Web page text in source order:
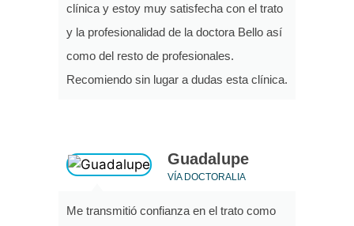
clínica y estoy muy satisfecha con el trato
y la profesionalidad de la doctora Bello así
como del resto de profesionales.
Recomiendo sin lugar a dudas esta clínica.
Me transmitió confianza en el trato como
Guadalupe
VÍA DOCTORALIA